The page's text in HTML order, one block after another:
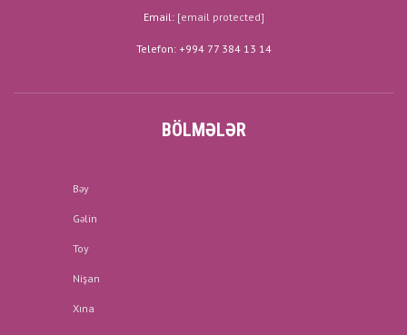
Email: [email protected]
Telefon: +994 77 384 13 14
BÖLMƏLƏR
Bəy
Gəlin
Toy
Nişan
Xına